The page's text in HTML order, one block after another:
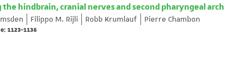
hindbrain, cranial nerves and second pharyngeal arch
Filippo M. Rijli Robb Krumlauf Pierre Chambon
1123-1136